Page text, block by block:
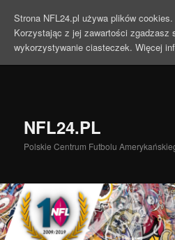
NFL24.PL
Polskie Centrum Futbolu
Strona NFL24.pl używa plików cookies.
Korzystając z jej zawartości zgadzasz
wykorzystywanie ciasteczek. Więcej